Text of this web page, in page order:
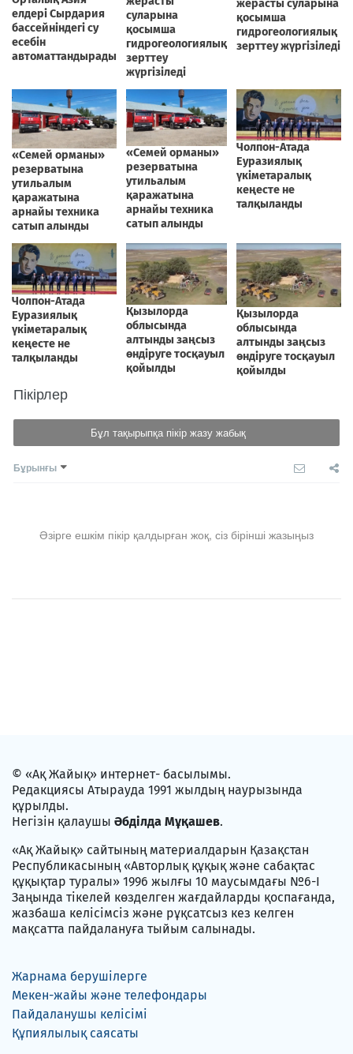
Пікірлер
Бұл тақырыпқа пікір жазу жабық
Бұрынғы
Әзірге ешкім пікір қалдырған жоқ, сіз бірінші жазыңыз
© «Ақ Жайық» интернет- басылымы.
Редакциясы Атырауда 1991 жылдың наурызында
құрылды.
Негізін қалаушы Әбділда Мұқашев.
«Ақ Жайық» сайтының материалдарын Қазақстан
Республикасының «Авторлық құқық және сабақтас
құқықтар туралы» 1996 жылғы 10 маусымдағы №6-I
Заңында тікелей көзделген жағдайларды қоспағанда,
жазбаша келісімсіз және рұқсатсыз кез келген
мақсатта пайдалануға тыйым салынады.
Жарнама берушілерге
Мекен-жайы және телефондары
Пайдаланушы келісімі
Құпиялылық саясаты